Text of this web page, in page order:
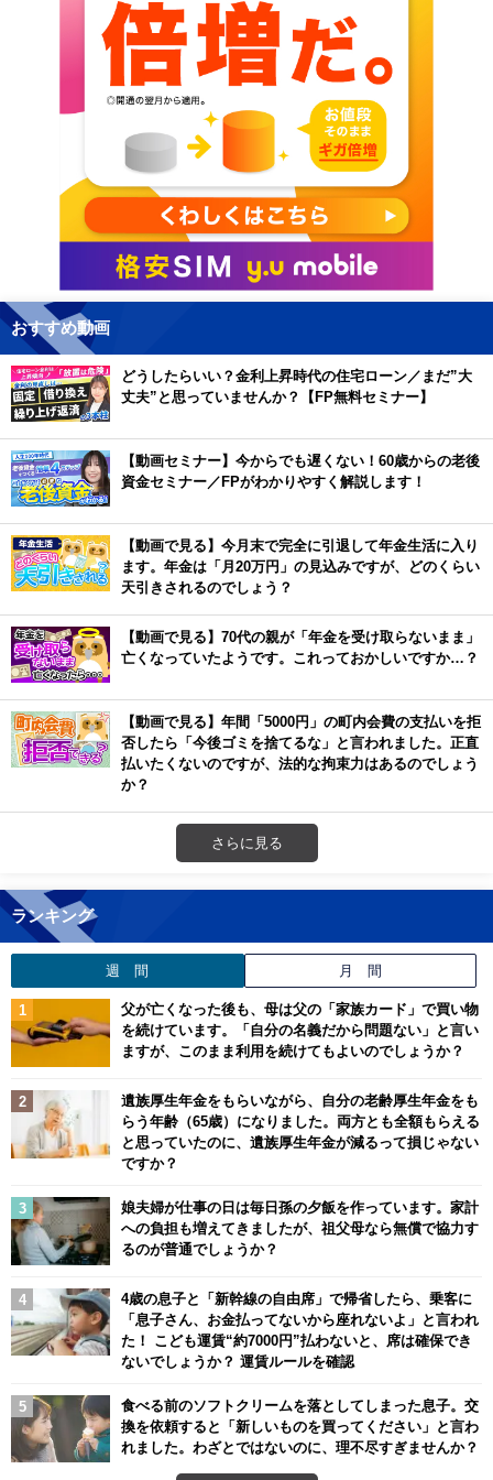
おすすめ動画
どうしたらいい？金利上昇時代の住宅ローン／まだ”大
丈夫”と思っていませんか？【FP無料セミナー】
【動画セミナー】今からでも遅くない！60歳からの老後
資金セミナー／FPがわかりやすく解説します！
【動画で見る】今月末で完全に引退して年金生活に入り
ます。年金は「月20万円」の見込みですが、どのくらい
天引きされるのでしょう？
【動画で見る】70代の親が「年金を受け取らないまま」
亡くなっていたようです。これっておかしいですか…？
【動画で見る】年間「5000円」の町内会費の支払いを拒
否したら「今後ゴミを捨てるな」と言われました。正直
払いたくないのですが、法的な拘束力はあるのでしょう
か？
さらに見る
ランキング
週 間 月 間
父が亡くなった後も、母は父の「家族カード」で買い物
を続けています。「自分の名義だから問題ない」と言い
ますが、このまま利用を続けてもよいのでしょうか？
遺族厚生年金をもらいながら、自分の老齢厚生年金をも
らう年齢（65歳）になりました。両方とも全額もらえる
と思っていたのに、遺族厚生年金が減るって損じゃない
ですか？
娘夫婦が仕事の日は毎日孫の夕飯を作っています。家計
への負担も増えてきましたが、祖父母なら無償で協力す
るのが普通でしょうか？
4歳の息子と「新幹線の自由席」で帰省したら、乗客に
「息子さん、お金払ってないから座れないよ」と言われ
た！ こども運賃“約7000円”払わないと、席は確保でき
ないでしょうか？ 運賃ルールを確認
食べる前のソフトクリームを落としてしまった息子。交
換を依頼すると「新しいものを買ってください」と言わ
れました。わざとではないのに、理不尽すぎませんか？